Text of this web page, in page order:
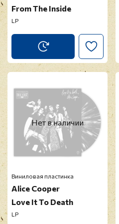
From The Inside
LP
Нет в наличии
Виниловая пластинка
Alice Cooper
Love It To Death
LP